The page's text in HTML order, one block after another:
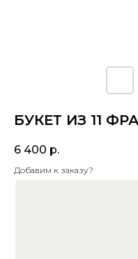
БУКЕТ ИЗ 11
6 400 р.
Добавим к заказу?